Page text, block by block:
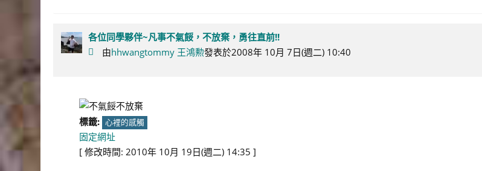
各位同學夥伴~凡事不氣餒，不放棄，勇往直前!!
由hhwangtommy 王鴻勲發表於2008年 10月 7日(週二) 10:40
標籤: 心裡的感觸
固定網址
[ 修改時間: 2010年 10月 19日(週二) 14:35 ]